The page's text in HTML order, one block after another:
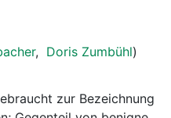
, Doris Zumbühl)
zur Bezeichnung